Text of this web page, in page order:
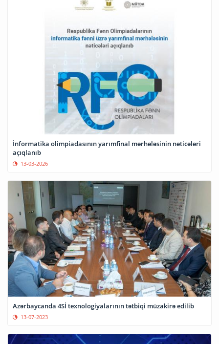
İnformatika olimpiadasının yarımfinal mərhələsinin nəticələri
açıqlanıb
13-03-2026
Azərbaycanda 4Sİ texnologiyalarının tətbiqi müzakirə edilib
13-07-2023